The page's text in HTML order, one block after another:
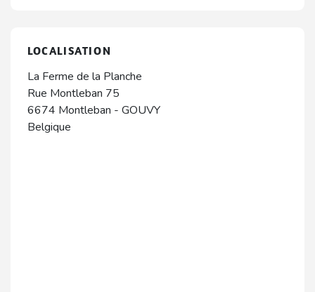
LOCALISATION
La Ferme de la Planche
Rue Montleban 75
6674 Montleban - GOUVY
Belgique